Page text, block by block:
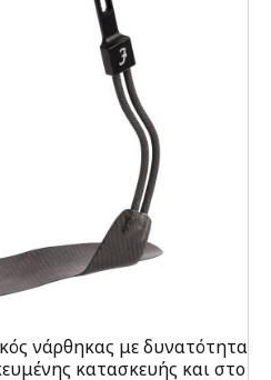
νάρθηκας με δυνατότητα
κατασκευής και στο